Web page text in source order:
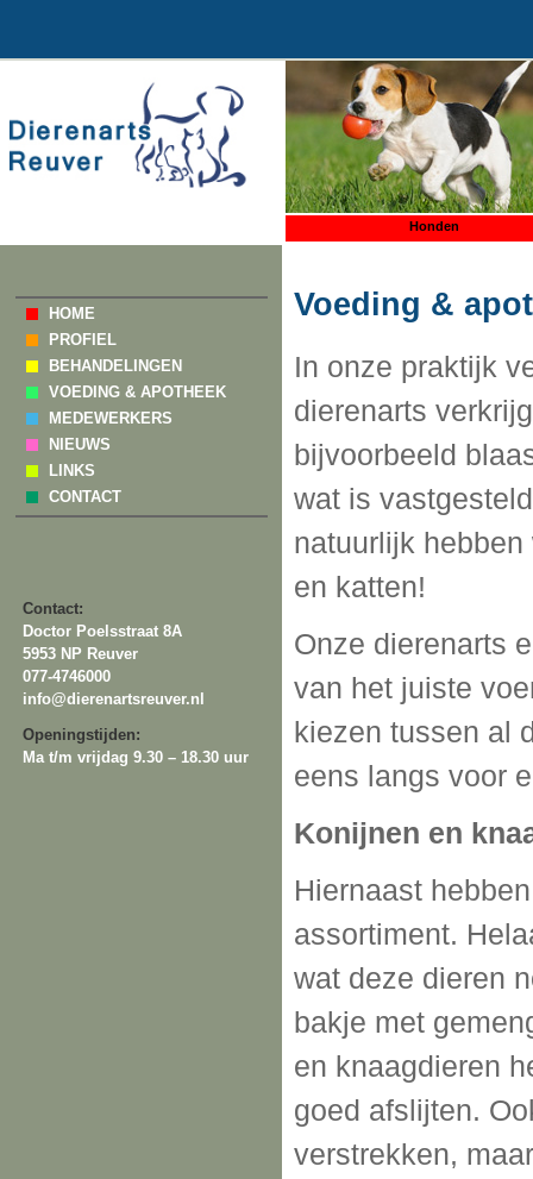
Honden
HOME
PROFIEL
BEHANDELINGEN
VOEDING & APOTHEEK
MEDEWERKERS
NIEUWS
LINKS
CONTACT
Contact:
Doctor Poelsstraat 8A
5953 NP Reuver
077-4746000
info@dierenartsreuver.nl
Openingstijden:
Ma t/m vrijdag 9.30 – 18.30 uur
Voeding &
In onze praktijk
dierenarts
bijvoorbeeld
wat is
natuurlijk
en katten!
Onze dierenarts
van het juiste
kiezen tussen al
eens langs voor
Konijnen en
Hiernaast
assortiment.
wat deze dieren
bakje met
en knaagdieren
goed afslijten.
verstrekken,